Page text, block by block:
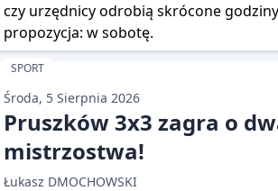
czy urzędnicy odrobią skrócone godziny
propozycja: w sobotę.
SPORT
Środa, 5 Sierpnia 2026
Pruszków 3x3 zagra o
mistrzostwa!
Łukasz DMOCHOWSKI